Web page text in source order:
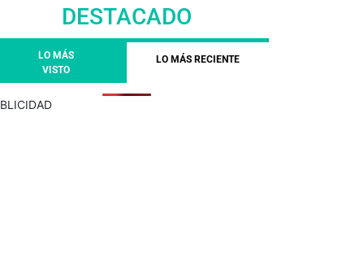
DESTACADO
LO MÁS
VISTO
LO MÁS RECIENTE